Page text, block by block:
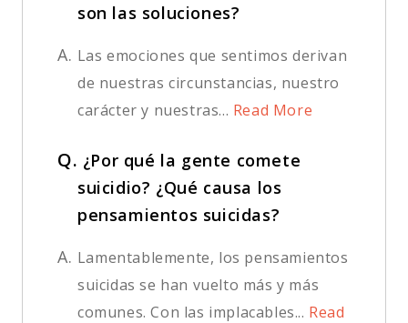
son las soluciones?
A. Las emociones que sentimos derivan
de nuestras circunstancias, nuestro
carácter y nuestras... Read More
Q. ¿Por qué la gente comete
suicidio? ¿Qué causa los
pensamientos suicidas?
A. Lamentablemente, los pensamientos
suicidas se han vuelto más y más
comunes. Con las implacables... Read